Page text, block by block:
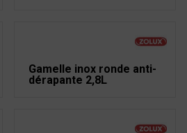
Gamelle inox ronde anti-
dérapante 2,8L